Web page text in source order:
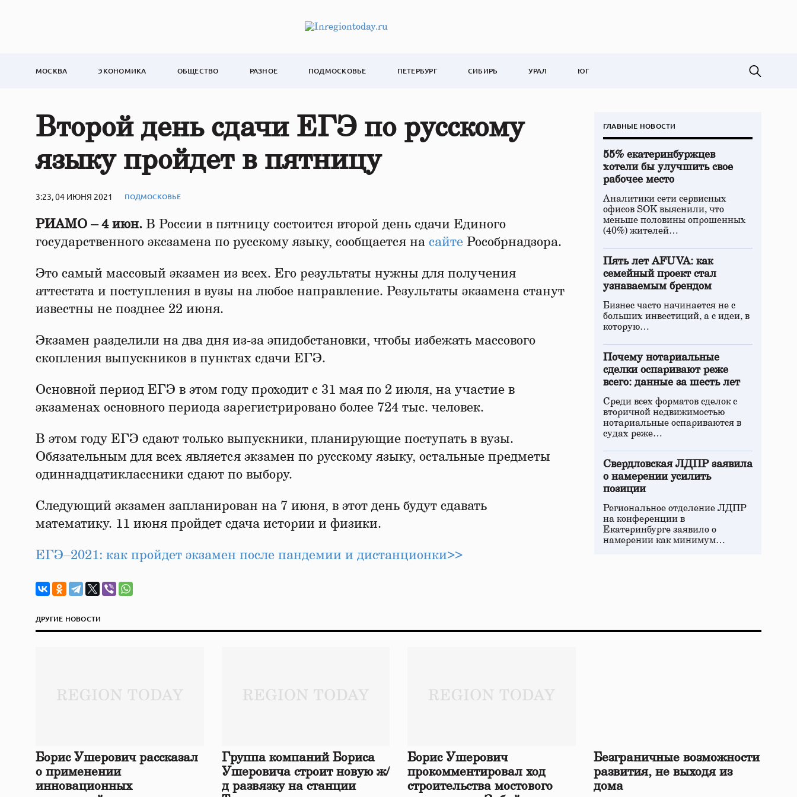
МОСКВА ЭКОНОМИКА ОБЩЕСТВО РАЗНОЕ ПОДМОСКОВЬЕ ПЕТЕРБУРГ СИБИРЬ УРАЛ ЮГ
Второй день сдачи ЕГЭ по русскому
языку пройдет в пятницу
3:23, 04 ИЮНЯ 2021 ПОДМОСКОВЬЕ
РИАМО – 4 июн. В России в пятницу состоится второй день сдачи Единого
государственного эксзамена по русскому языку, сообщается на сайте Рособрнадзора.
Это самый массовый экзамен из всех. Его результаты нужны для получения
аттестата и поступления в вузы на любое направление. Результаты экзамена станут
известны не позднее 22 июня.
Экзамен разделили на два дня из-за эпидобстановки, чтобы избежать массового
скопления выпускников в пунктах сдачи ЕГЭ.
Основной период ЕГЭ в этом году проходит с 31 мая по 2 июля, на участие в
экзаменах основного периода зарегистрировано более 724 тыс. человек.
В этом году ЕГЭ сдают только выпускники, планирующие поступать в вузы.
Обязательным для всех является экзамен по русскому языку, остальные предметы
одиннадцатиклассники сдают по выбору.
Следующий экзамен запланирован на 7 июня, в этот день будут сдавать
математику. 11 июня пройдет сдача истории и физики.
ЕГЭ–2021: как пройдет экзамен после пандемии и дистанционки>>
ГЛАВНЫЕ НОВОСТИ
55% екатеринбуржцев
хотели бы улучшить свое
рабочее место
Аналитики сети сервисных
офисов SOK выяснили, что
меньше половины опрошенных
(40%) жителей…
Пять лет AFUVA: как
семейный проект стал
узнаваемым брендом
Бизнес часто начинается не с
больших инвестиций, а с идеи, в
которую…
Почему нотариальные
сделки оспаривают реже
всего: данные за шесть лет
Среди всех форматов сделок с
вторичной недвижимостью
нотариальные оспариваются в
судах реже…
Свердловская ЛДПР заявила
о намерении усилить
позиции
Региональное отделение ЛДПР
на конференции в
Екатеринбурге заявило о
намерении как минимум…
ДРУГИЕ НОВОСТИ
Борис Ушерович рассказал
о применении
инновационных
Группа компаний Бориса
Ушеровича строит новую ж/
д развязку на станции
Борис Ушерович
прокомментировал ход
строительства мостового
Безграничные возможности
развития, не выходя из
дома